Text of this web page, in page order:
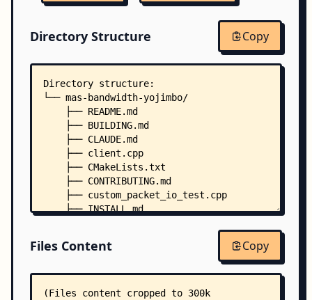
Directory Structure Copy
Directory structure:
└── mas-bandwidth-yojimbo/
    ├── README.md
    ├── BUILDING.md
    ├── CLAUDE.md
    ├── client.cpp
    ├── CMakeLists.txt
    ├── CONTRIBUTING.md
    ├── custom_packet_io_test.cpp
    ├── INSTALL.md
    ├── SECURITY.md
    ├── shared.h
    ├── soak.cpp
Files Content Copy